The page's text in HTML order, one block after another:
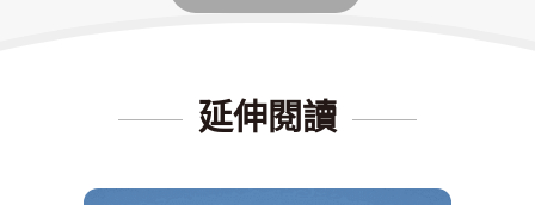
延伸閱讀